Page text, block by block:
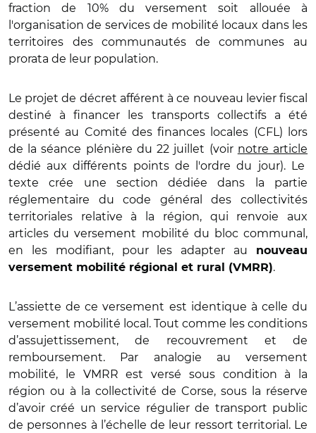
fraction de 10% du versement soit allouée à
l'organisation de services de mobilité locaux dans les
territoires des communautés de communes au
prorata de leur population.
Le projet de décret afférent à ce nouveau levier fiscal
destiné à financer les transports collectifs a été
présenté au Comité des finances locales (CFL) lors
de la séance plénière du 22 juillet (voir notre article
dédié aux différents points de l'ordre du jour). Le
texte crée une section dédiée dans la partie
réglementaire du code général des collectivités
territoriales relative à la région, qui renvoie aux
articles du versement mobilité du bloc communal,
en les modifiant, pour les adapter au
nouveau
versement mobilité régional et rural (VMRR).
L ’assiette de ce versement est identique à celle du
versement mobilité local. Tout comme les conditions
d’assujettissement, de recouvrement et de
remboursement. Par analogie au versement
mobilité, le VMRR est versé sous condition à la
région ou à la collectivité de Corse, sous la réserve
d’avoir créé un service régulier de transport public
de personnes à l’échelle de leur ressort territorial. Le